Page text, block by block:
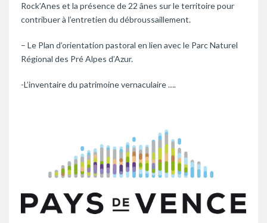
Rock’Anes et la présence de 22 ânes sur le territoire pour
contribuer à l’entretien du débroussaillement.
– Le Plan d’orientation pastoral en lien avec le Parc Naturel
Régional des Pré Alpes d’Azur.
-L’inventaire du patrimoine vernaculaire ….